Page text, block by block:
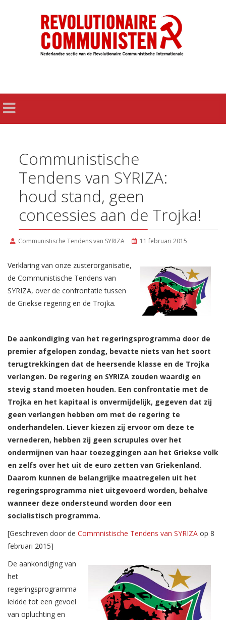
Communistische
Tendens van SYRIZA:
houd stand, geen
concessies aan de Trojka!
Communistische Tendens van SYRIZA 11 februari 2015
Verklaring van onze zusterorganisatie,
de Communistische Tendens van
SYRIZA, over de confrontatie tussen
de Griekse regering en de Trojka.
De aankondiging van het regeringsprogramma door de
premier afgelopen zondag, bevatte niets van het soort
terugtrekkingen dat de heersende klasse en de Trojka
verlangen. De regering en SYRIZA zouden waardig en
stevig stand moeten houden. Een confrontatie met de
Trojka en het kapitaal is onvermijdelijk, gegeven dat zij
geen verlangen hebben om met de regering te
onderhandelen. Liever kiezen zij ervoor om deze te
vernederen, hebben zij geen scrupules over het
ondermijnen van haar toezeggingen aan het Griekse volk
en zelfs over het uit de euro zetten van Griekenland.
Daarom kunnen de belangrijke maatregelen uit het
regeringsprogramma niet uitgevoerd worden, behalve
wanneer deze ondersteund worden door een
socialistisch programma.
[Geschreven door de Commnistische Tendens van SYRIZA op 8
februari 2015]
De aankondiging van
het
regeringsprogramma
leidde tot een gevoel
van opluchting en